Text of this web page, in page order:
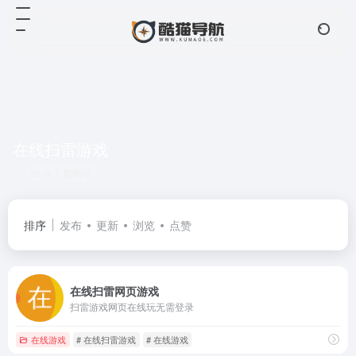
排序 发布 更新 浏览 点赞
在线扫雷网页游戏
扫雷游戏网页在线玩无需登录
在线游戏 # 在线扫雷游戏 # 在线游戏